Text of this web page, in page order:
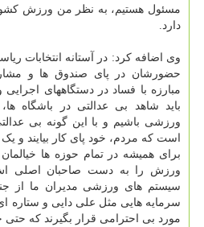
مسئول هستیم، به نظر من ورزش
دارد.
وی اضافه کرد: در آستانه انتخابات
حضورشان در پای صندوق ها و
مبارزه با فساد در دستگاههای
باید شاهد بی عدالتی در باشگاه
ورزشی باشیم و با این گونه بی
است که مردم، خود پای کار بیایند و
برای همیشه در تمام حوزه ها
ورزش را به دست صاحبان اصلی اش
سیستم های ورزشی مدیران ما از
سرمایه هایی مثل علی دایی و ستاره
مورد بی احترامی قرار بگیرند که